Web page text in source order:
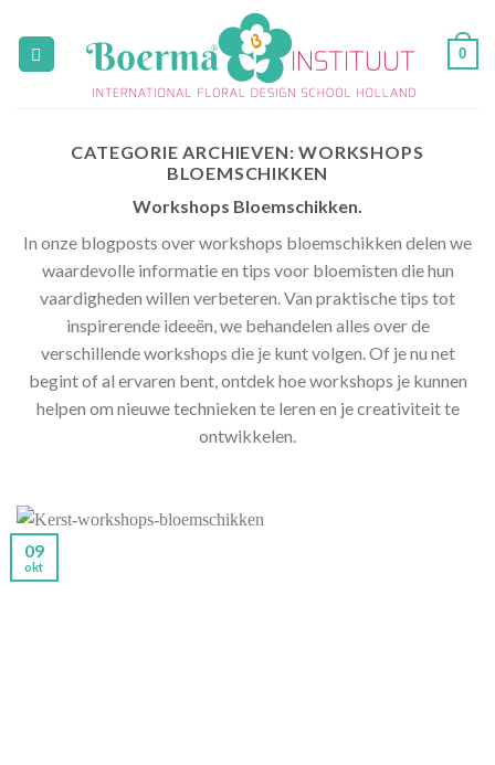
content
0
CATEGORIE ARCHIEVEN:WORKSHOPS
BLOEMSCHIKKEN
Workshops Bloemschikken.
In onze blogposts over workshops bloemschikken delen we
waardevolle informatie en tips voor bloemisten die hun
vaardigheden willen verbeteren. Van praktische tips tot
inspirerende ideeën, we behandelen alles over de
verschillende workshops die je kunt volgen. Of je nu net
begint of al ervaren bent, ontdek hoe workshops je kunnen
helpen om nieuwe technieken te leren en je creativiteit te
ontwikkelen.
09
okt